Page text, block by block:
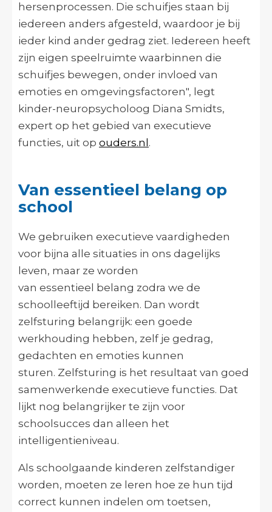
hersenprocessen. Die schuifjes staan bij
iedereen anders afgesteld, waardoor je bij
ieder kind ander gedrag ziet. Iedereen heeft
zijn eigen speelruimte waarbinnen die
schuifjes bewegen, onder invloed van
emoties en omgevingsfactoren", legt
kinder-neuropsycholoog Diana Smidts,
expert op het gebied van executieve
functies, uit op ouders.nl .
Van essentieel belang op
school
We gebruiken executieve vaardigheden
voor bijna alle situaties in ons dagelijks
leven, maar ze worden
van essentieel belang zodra we de
schoolleeftijd bereiken. Dan wordt
zelfsturing belangrijk: een goede
werkhouding hebben, zelf je gedrag,
gedachten en emoties kunnen
sturen. Zelfsturing is het resultaat van goed
samenwerkende executieve functies. Dat
lijkt nog belangrijker te zijn voor
schoolsucces dan alleen het
intelligentieniveau.
Als schoolgaande kinderen zelfstandiger
worden, moeten ze leren hoe ze hun tijd
correct kunnen indelen om toetsen,